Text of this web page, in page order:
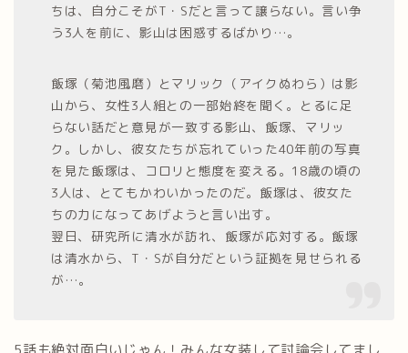
ちは、自分こそがT・Sだと言って譲らない。言い争
う3人を前に、影山は困惑するばかり…。
飯塚（菊池風磨）とマリック（アイクぬわら）は影
山から、女性3人組との一部始終を聞く。とるに足
らない話だと意見が一致する影山、飯塚、マリッ
ク。しかし、彼女たちが忘れていった40年前の写真
を見た飯塚は、コロリと態度を変える。18歳の頃の
3人は、とてもかわいかったのだ。飯塚は、彼女た
ちの力になってあげようと言い出す。
翌日、研究所に清水が訪れ、飯塚が応対する。飯塚
は清水から、T・Sが自分だという証拠を見せられる
が…。